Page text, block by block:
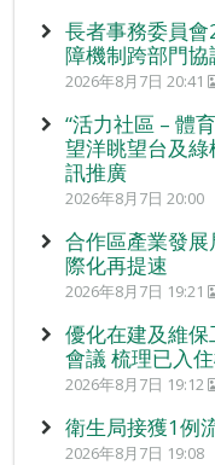
長者事務委員
障機制跨部門
2026年8月7日 20:41
“活力社區 – 體
望洋眺望台及
訊推廣
2026年8月7日 20:00
合作區產業發展
際化再提速
2026年8月7日 19:21
優化在建及維
會議 梳理已入
2026年8月7日 19:12
衛生局接獲1例
2026年8月7日 19:08